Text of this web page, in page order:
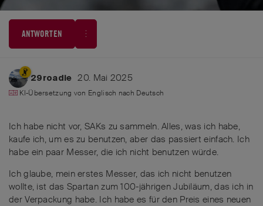
ANTWORTEN
29roadie 20. Mai 2025
KI-Übersetzung von Englisch nach Deutsch
Ich habe nicht vor, SAKs zu sammeln. Alles, was ich habe,
kaufe ich, um es zu benutzen, aber das passiert einfach. Ich
habe ein paar Messer, die ich nicht benutzen würde.
Ich glaube, mein erstes Messer, das ich nicht benutzen
wollte, ist das Spartan zum 100-jährigen Jubiläum, das ich in
der Verpackung habe. Ich habe es für den Preis eines neuen